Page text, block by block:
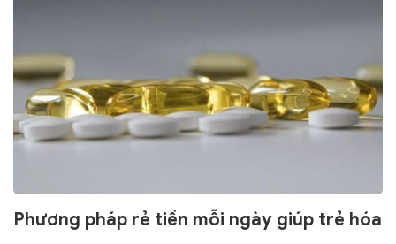
Phương pháp rẻ tiền mỗi ngày giúp trẻ hóa